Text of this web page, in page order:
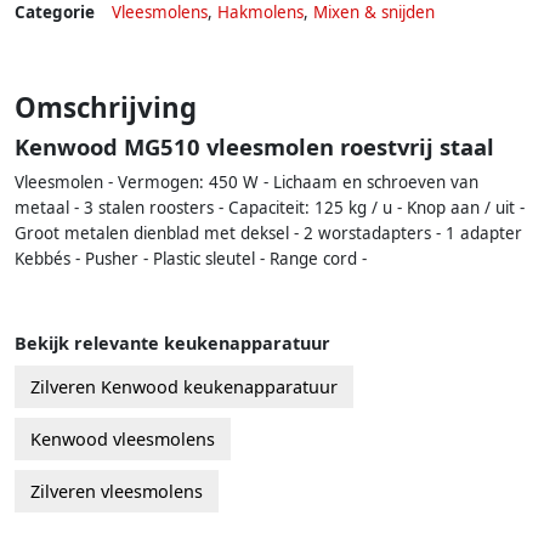
Categorie Vleesmolens, Hakmolens, Mixen & snijden
Omschrijving
Kenwood MG510 vleesmolen roestvrij staal
Vleesmolen - Vermogen: 450 W - Lichaam en schroeven van
metaal - 3 stalen roosters - Capaciteit: 125 kg / u - Knop aan / uit -
Groot metalen dienblad met deksel - 2 worstadapters - 1 adapter
Kebbés - Pusher - Plastic sleutel - Range cord -
Bekijk relevante keukenapparatuur
Zilveren Kenwood keukenapparatuur
Kenwood vleesmolens
Zilveren vleesmolens